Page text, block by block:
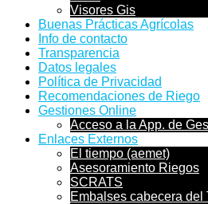
Visores Gis
Buenas Prácticas Agrícolas
Info de contacto
Transparencia
Datos legales
Política de Privacidad
Recomendaciones de Riego
Gestiones Online
Acceso a la App. de
Enlaces Externos
El tiempo (aemet)
Asesoramiento Riegos
SCRATS
Embalses cabecera del